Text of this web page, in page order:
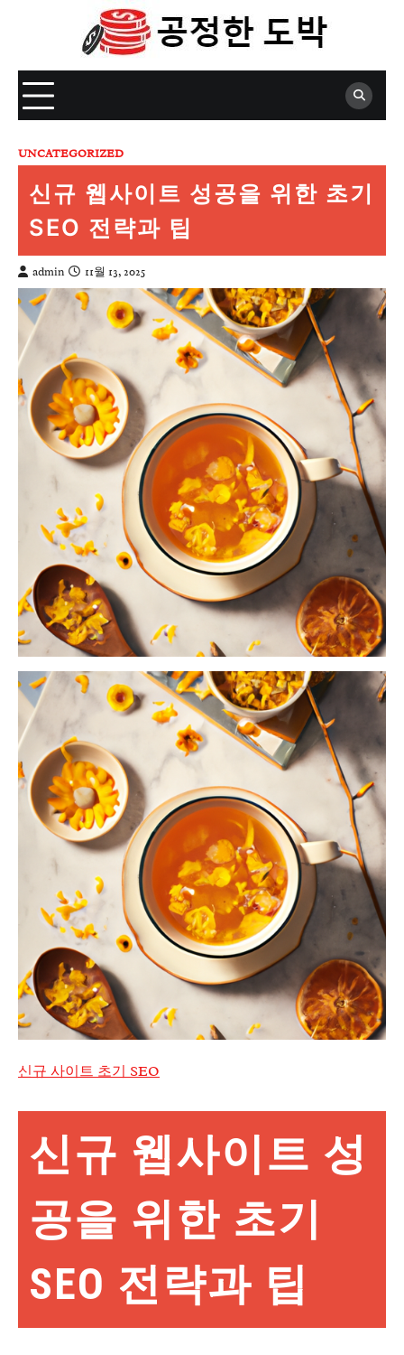
UNCATEGORIZED
신규 웹사이트 성공을 위한 초기
SEO 전략과 팁
admin 11월 13, 2025
신규 사이트 초기 SEO
신규 웹사이트 성
공을 위한 초기
SEO 전략과 팁